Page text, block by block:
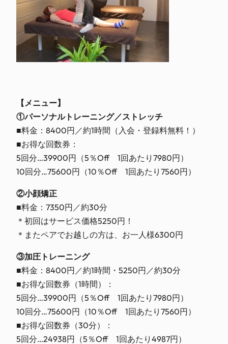
【メニュー】
①パーソナルトレーニング／ストレッチ
■料金：8400円／約1時間（入会・登録料無料！）
■お得な回数券：
5回分…39900円（5％Off 1回あたり7980円）
10回分…75600円（10％Off 1回あたり7560円）
②小顔矯正
■料金：7350円／約30分
＊初回はサービス価格5250円！
＊またペアでお越しの方は、お一人様6300円
③加圧トレーニング
■料金：8400円／約1時間・5250円／約30分
■お得な回数券（1時間）：
5回分…39900円（5％Off 1回あたり7980円）
10回分…75600円（10％Off 1回あたり7560円）
■お得な回数券（30分）：
5回分…24938円（5％Off 1回あたり4987円）